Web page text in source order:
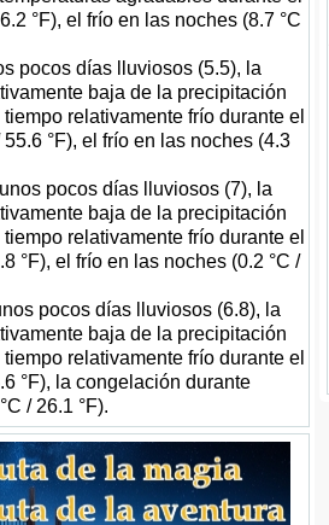
°F), el frío en las noches (8.7 °C
pocos días lluviosos (5.5), la
baja de la precipitación
tiempo relativamente frío durante el
55.6 °F), el frío en las noches (4.3
pocos días lluviosos (7), la
baja de la precipitación
tiempo relativamente frío durante el
°F), el frío en las noches (0.2 °C /
pocos días lluviosos (6.8), la
baja de la precipitación
tiempo relativamente frío durante el
°F), la congelación durante
/ 26.1 °F).